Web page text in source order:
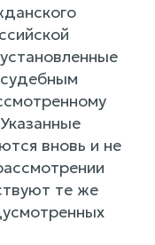
вновь и не
те же